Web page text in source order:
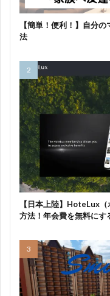
【簡単！便利！】自分
法
【日本上陸】HoteLux
方法！年会費を無料にす